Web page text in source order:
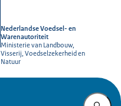
Nederlandse Voedsel- en
Warenautoriteit
Ministerie van Landbouw,
Visserij, Voedselzekerheid en
Natuur